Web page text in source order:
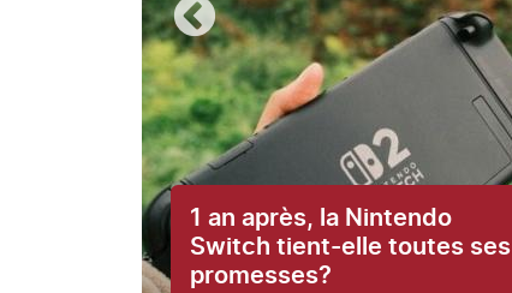
1 an après, la Nintendo
Switch tient-elle toutes ses
promesses?